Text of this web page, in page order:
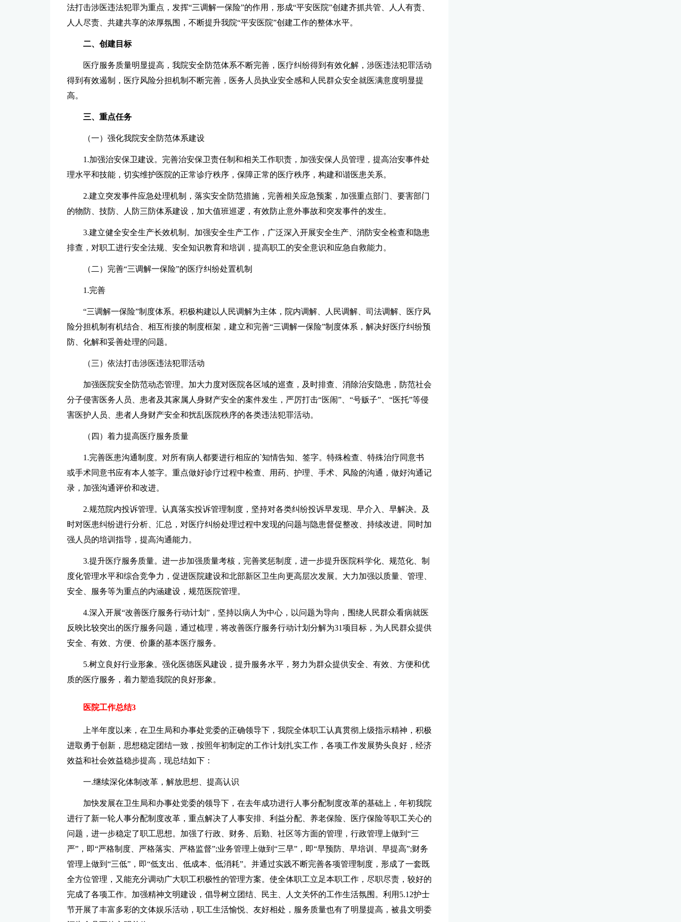
法打击涉医违法犯罪为重点，发挥“三调解一保险”的作用，形成“平安医院”创建齐抓共管、人人有责、
人人尽责、共建共享的浓厚氛围，不断提升我院“平安医院”创建工作的整体水平。
二、创建目标
医疗服务质量明显提高，我院安全防范体系不断完善，医疗纠纷得到有效化解，涉医违法犯罪活动
得到有效遏制，医疗风险分担机制不断完善，医务人员执业安全感和人民群众安全就医满意度明显提
高。
三、重点任务
（一）强化我院安全防范体系建设
1.加强治安保卫建设。完善治安保卫责任制和相关工作职责，加强安保人员管理，提高治安事件处
理水平和技能，切实维护医院的正常诊疗秩序，保障正常的医疗秩序，构建和谐医患关系。
2.建立突发事件应急处理机制，落实安全防范措施，完善相关应急预案，加强重点部门、要害部门
的物防、技防、人防三防体系建设，加大值班巡逻，有效防止意外事故和突发事件的发生。
3.建立健全安全生产长效机制。加强安全生产工作，广泛深入开展安全生产、消防安全检查和隐患
排查，对职工进行安全法规、安全知识教育和培训，提高职工的安全意识和应急自救能力。
（二）完善“三调解一保险”的医疗纠纷处置机制
1.完善
“三调解一保险”制度体系。积极构建以人民调解为主体，院内调解、人民调解、司法调解、医疗风
险分担机制有机结合、相互衔接的制度框架，建立和完善“三调解一保险”制度体系，解决好医疗纠纷预
防、化解和妥善处理的问题。
（三）依法打击涉医违法犯罪活动
加强医院安全防范动态管理。加大力度对医院各区域的巡查，及时排查、消除治安隐患，防范社会
分子侵害医务人员、患者及其家属人身财产安全的案件发生，严厉打击“医闹”、“号贩子”、“医托”等侵
害医护人员、患者人身财产安全和扰乱医院秩序的各类违法犯罪活动。
（四）着力提高医疗服务质量
1.完善医患沟通制度。对所有病人都要进行相应的`知情告知、签字。特殊检查、特殊治疗同意书
或手术同意书应有本人签字。重点做好诊疗过程中检查、用药、护理、手术、风险的沟通，做好沟通记
录，加强沟通评价和改进。
2.规范院内投诉管理。认真落实投诉管理制度，坚持对各类纠纷投诉早发现、早介入、早解决。及
时对医患纠纷进行分析、汇总，对医疗纠纷处理过程中发现的问题与隐患督促整改、持续改进。同时加
强人员的培训指导，提高沟通能力。
3.提升医疗服务质量。进一步加强质量考核，完善奖惩制度，进一步提升医院科学化、规范化、制
度化管理水平和综合竞争力，促进医院建设和北部新区卫生向更高层次发展。大力加强以质量、管理、
安全、服务等为重点的内涵建设，规范医院管理。
4.深入开展“改善医疗服务行动计划”，坚持以病人为中心，以问题为导向，围绕人民群众看病就医
反映比较突出的医疗服务问题，通过梳理，将改善医疗服务行动计划分解为31项目标，为人民群众提供
安全、有效、方便、价廉的基本医疗服务。
5.树立良好行业形象。强化医德医风建设，提升服务水平，努力为群众提供安全、有效、方便和优
质的医疗服务，着力塑造我院的良好形象。
医院工作总结3
上半年度以来，在卫生局和办事处党委的正确领导下，我院全体职工认真贯彻上级指示精神，积极
进取勇于创新，思想稳定团结一致，按照年初制定的工作计划扎实工作，各项工作发展势头良好，经济
效益和社会效益稳步提高，现总结如下：
一.继续深化体制改革，解放思想、提高认识
加快发展在卫生局和办事处党委的领导下，在去年成功进行人事分配制度改革的基础上，年初我院
进行了新一轮人事分配制度改革，重点解决了人事安排、利益分配、养老保险、医疗保险等职工关心的
问题，进一步稳定了职工思想。加强了行政、财务、后勤、社区等方面的管理，行政管理上做到“三
严”，即“严格制度、严格落实、严格监督”;业务管理上做到“三早”，即“早预防、早培训、早提高”;财务
管理上做到“三低”，即“低支出、低成本、低消耗”。并通过实践不断完善各项管理制度，形成了一套既
全方位管理，又能充分调动广大职工积极性的管理方案。使全体职工立足本职工作，尽职尽责，较好的
完成了各项工作。加强精神文明建设，倡导树立团结、民主、人文关怀的工作生活氛围。利用5.12护士
节开展了丰富多彩的文体娱乐活动，职工生活愉悦、友好相处，服务质量也有了明显提高，被县文明委